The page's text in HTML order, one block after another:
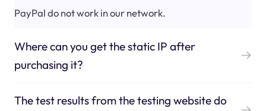
PayPal do not work in our network.
Where can you get the static IP after
purchasing it?
The test results from the testing website do